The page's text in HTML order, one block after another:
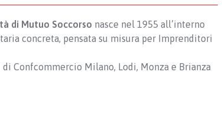
di Mutuo Soccorso nasce nel 1955 all’interno
concreta, pensata su misura per Imprenditori
Confcommercio Milano, Lodi, Monza e Brianza